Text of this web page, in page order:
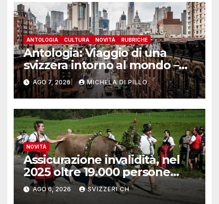
ANTOLOGIA CULTURA NOVITÀ RUBRICHE
Antologia: Viaggio di una
svizzera intorno al mondo –
Yosemite
AGO 7, 2026 MICHELA DI PILLO
NOVITÀ
Assicurazione invalidità, nel
2025 oltre 19.000 persone
reinserite nel mercato del
lavoro
AGO 6, 2026 SVIZZERI CH